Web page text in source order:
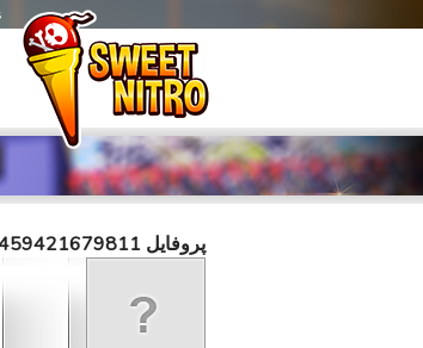
پروفایل guest_1459421679811